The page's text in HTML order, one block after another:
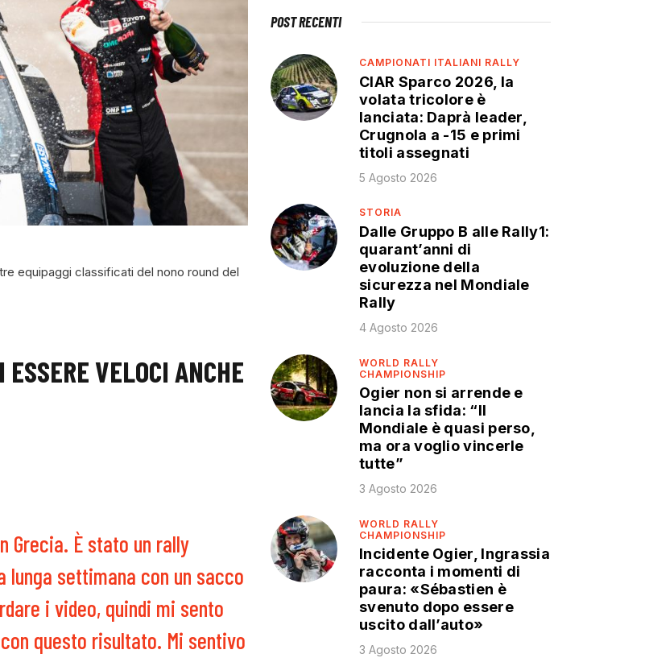
equipaggi classificati del nono round del
VELOCI ANCHE
Grecia. È stato un rally
settimana con un sacco
i video, quindi mi sento
questo risultato. Mi sentivo
POST RECENTI
CAMPIONATI ITALIANI RALLY
CIAR Sparco 2026, la
volata tricolore è
lanciata: Daprà leader,
Crugnola a -15 e primi
titoli assegnati
5 Agosto 2026
STORIA
Dalle Gruppo B alle Rally1:
quarant’anni di
evoluzione della
sicurezza nel Mondiale
Rally
4 Agosto 2026
WORLD RALLY
CHAMPIONSHIP
Ogier non si arrende e
lancia la sfida: “Il
Mondiale è quasi perso,
ma ora voglio vincerle
tutte”
3 Agosto 2026
WORLD RALLY
CHAMPIONSHIP
Incidente Ogier, Ingrassia
racconta i momenti di
paura: «Sébastien è
svenuto dopo essere
uscito dall’auto»
3 Agosto 2026